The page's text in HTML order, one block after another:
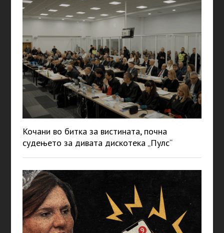
Кочани во битка за вистината, почна
судењето за дивата дискотека „Пулс“